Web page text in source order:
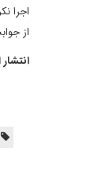
اجرا
از
انتشار اولیه: شنبه 16